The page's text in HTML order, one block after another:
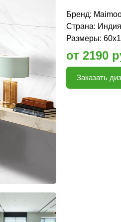
Бренд:
Страна: Индия
Размеры:
от 2190
Заказать